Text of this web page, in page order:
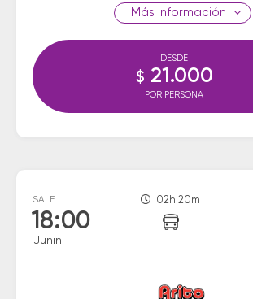
información
DESDE
$ 21.000
POR PERSONA
SALE
18:00
Junin
02h 20m